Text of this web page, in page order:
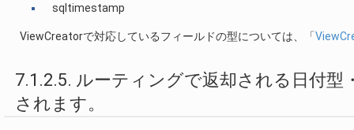
sqltimestamp
ViewCreatorで対応しているフィールドの型については、「
7.1.2.5. ルーティングで返却される日付
されます。